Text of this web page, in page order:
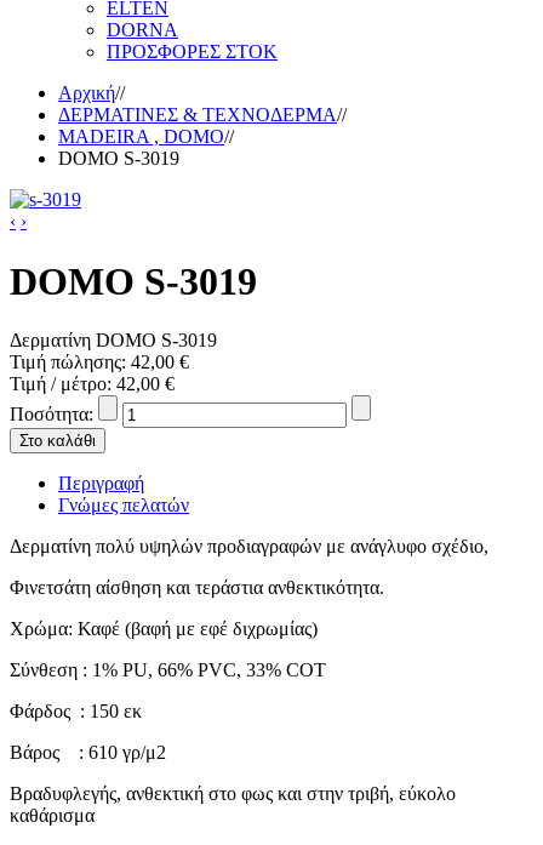
ELTEN
DORNA
ΠΡΟΣΦΟΡΕΣ ΣΤΟΚ
Αρχική//
ΔΕΡΜΑΤΙΝΕΣ & ΤΕΧΝΟΔΕΡΜΑ//
MADEIRA , DOMO//
DOMO S-3019
‹ ›
DOMO S-3019
Δερματίνη DOMO S-3019
Τιμή πώλησης: 42,00 €
Τιμή / μέτρο: 42,00 €
Ποσότητα:
Περιγραφή
Γνώμες πελατών
Δερματίνη πολύ υψηλών προδιαγραφών με ανάγλυφο σχέδιο,
Φινετσάτη αίσθηση και τεράστια ανθεκτικότητα.
Χρώμα: Καφέ (βαφή με εφέ διχρωμίας)
Σύνθεση : 1% PU, 66% PVC, 33% COT
Φάρδος : 150 εκ
Βάρος : 610 γρ/μ2
Βραδυφλεγής, ανθεκτική στο φως και στην τριβή, εύκολο
καθάρισμα